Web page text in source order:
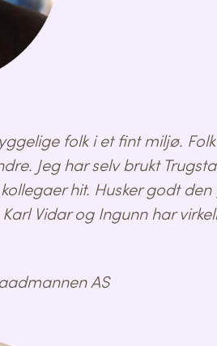
folk i et fint miljø. Folk
Jeg har selv brukt
hit. Husker godt den
Vidar og Ingunn har
AS